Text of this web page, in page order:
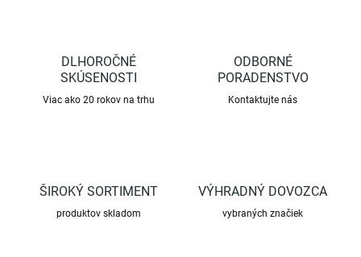
DLHOROČNÉ
SKÚSENOSTI
Viac ako 20 rokov na trhu
ODBORNÉ
PORADENSTVO
Kontaktujte nás
ŠIROKÝ SORTIMENT
produktov skladom
VÝHRADNÝ DOVOZCA
vybraných značiek